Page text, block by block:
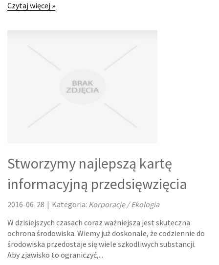
ODZIEŻ
SPORT
ELEKTRONIKA, RTV, AGD
OGRÓD, ROŚLINY
CHEMIA
ART. SPOŻYWCZE
MATERIAŁY EKSPLOATACYJNE
INNE SKLEPY
Czytaj więcej »
Stworzymy najlepszą kartę
informacyjną przedsięwzięcia
2016-06-28 | Kategoria: Korporacje / Ekologia
W dzisiejszych czasach coraz ważniejsza jest skuteczna
ochrona środowiska. Wiemy już doskonale, że codziennie do
środowiska przedostaje się wiele szkodliwych substancji.
Aby zjawisko to ograniczyć,...